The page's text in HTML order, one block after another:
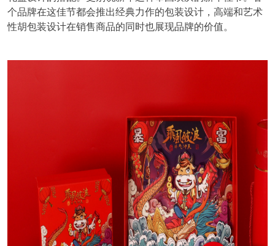
个品牌在这佳节都会推出经典力作的包装设计，高端和艺术
性胡包装设计在销售商品的同时也展现品牌的价值。